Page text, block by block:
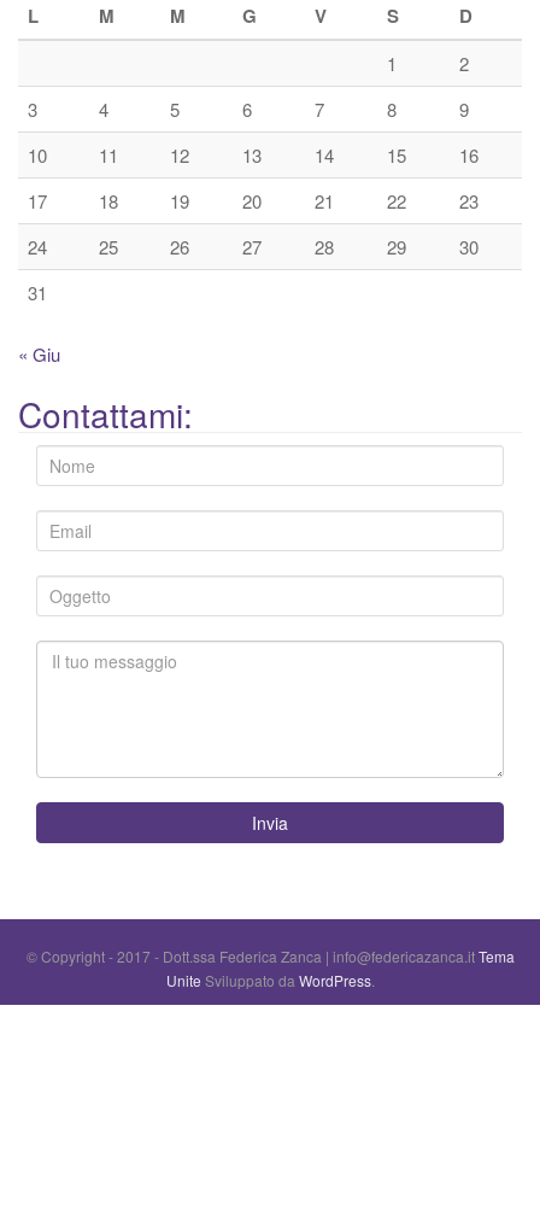
L M M G V S D
1
2
3
4 5 6 7 8
9
10
11 12 13 14 15
16
17
18 19 20 21 22
23
24
25 26 27 28 29
30
31
« Giu
Contattami:
Invia
© Copyright - 2017 - Dott.ssa Federica Zanca | info@federicazanca.itTema
Unite Sviluppato da WordPress.